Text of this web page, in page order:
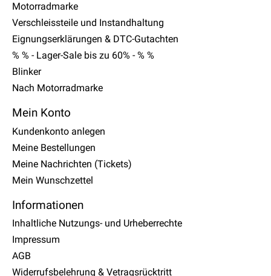
Motorradmarke
Verschleissteile und Instandhaltung
Eignungserklärungen & DTC-Gutachten
% % - Lager-Sale bis zu 60% - % %
Blinker
Nach Motorradmarke
Mein Konto
Kundenkonto anlegen
Meine Bestellungen
Meine Nachrichten (Tickets)
Mein Wunschzettel
Informationen
Inhaltliche Nutzungs- und Urheberrechte
Impressum
AGB
Widerrufsbelehrung & Vetragsrücktritt